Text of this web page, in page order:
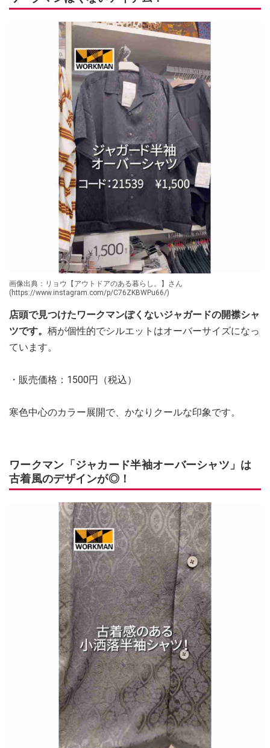
画像出典：リョウ【アウトドアのある暮らし。】さん
(https://www.instagram.com/p/C76ZKBWPu66/)
店頭で見つけたワークマンぽくないジャガードの開襟シャ
ツです。 柄が個性的でシルエットはオーバーサイズになっ
ています。
・販売価格：1500円（税込）
寒色中心のカラー展開で、かなりクールな印象です。
ワークマン「ジャカード半袖オーバーシャツ」は
古着風のデザインが◎！